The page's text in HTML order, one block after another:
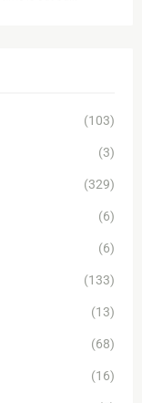
(103)
(3)
(329)
(6)
(6)
(133)
(13)
(68)
(16)